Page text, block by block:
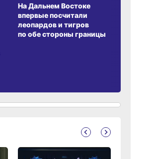
На Дальнем Востоке
впервые посчитали
леопардов и тигров
по обе стороны границы